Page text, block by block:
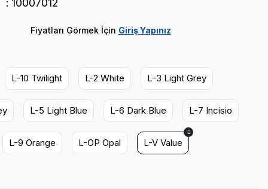
10007012
Fiyatları Görmek İçin Giriş Yapınız
L-10 Twilight L-2 White L-3 Light Grey
L-5 Light Blue L-6 Dark Blue L-7 Incisio
L-9 Orange L-OP Opal L-V Value